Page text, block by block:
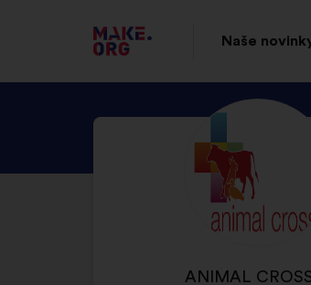
PŘEJÍT
NA
DOMOVSKOU
STRÁNKU
MAKE.ORG
Naše
kartě
ANIMAL
NÁZEV
ANIMAL